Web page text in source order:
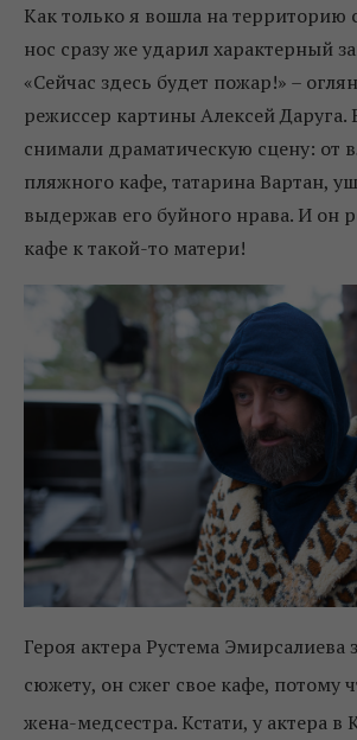
Как только я вошла на территорию
нос сразу же ударил характерный
«Сейчас здесь будет пожар!» –
режиссер картины Алексей Даруга.
снимали драматическую сцену: от
пляжного кафе, татарина Вартан,
выдержав его буйного нрава. И он
кафе к такой-то матери!
Героя актера Рустема Эмирсалиева
сюжету, он сжег свое кафе, потому
жена-медсестра. Кстати, у актера в